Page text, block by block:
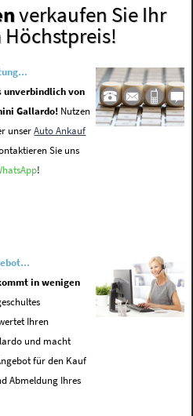
verkaufen Sie Ihr
unverbindlich von
Gallardo! Nutzen
unserAuto Ankauf
Sie uns
!
in wenigen
Ihren
und macht
für den Kauf
Abmeldung Ihres